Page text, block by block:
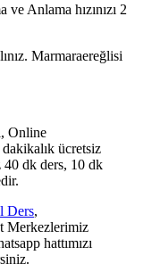
Anlama hızınızı 2
Marmaraereğlisi
Online
ücretsiz
40 dk ders, 10 dk
Ders,
Merkezlerimiz
hattımızı